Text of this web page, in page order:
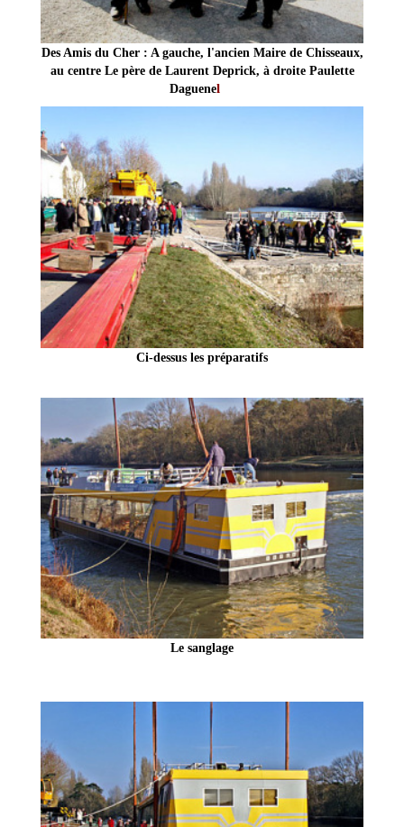
Des Amis du Cher : A gauche, l'ancien Maire de Chisseaux,
au centre Le père de Laurent Deprick, à droite Paulette
Daguenel
Ci-dessus les préparatifs
Le sanglage